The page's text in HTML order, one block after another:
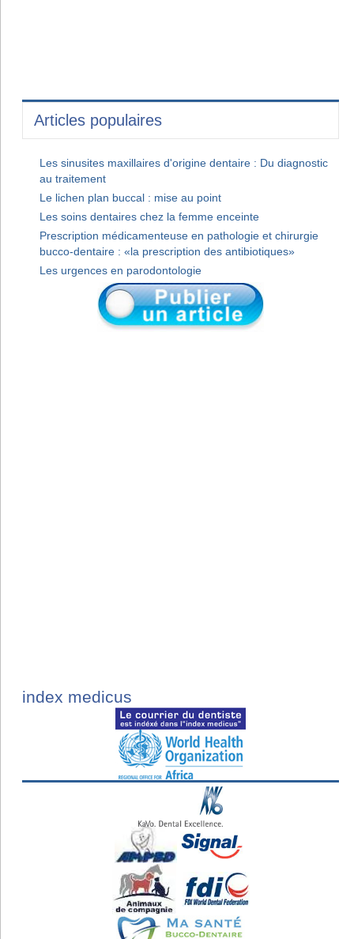
Articles populaires
Les sinusites maxillaires d'origine dentaire : Du diagnostic
au traitement
Le lichen plan buccal : mise au point
Les soins dentaires chez la femme enceinte
Prescription médicamenteuse en pathologie et chirurgie
bucco-dentaire : «la prescription des antibiotiques»
Les urgences en parodontologie
index medicus